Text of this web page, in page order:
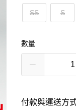
SS S
數量
付款與運送方